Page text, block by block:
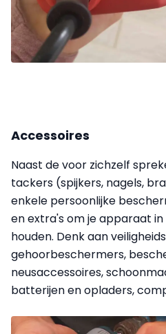
Accessoires
Naast de voor zichzelf
tackers (spijkers, nagels,
enkele persoonlijke
en extra's om je apparaat
houden. Denk aan
gehoorbeschermers,
neusaccessoires,
batterijen en opladers,